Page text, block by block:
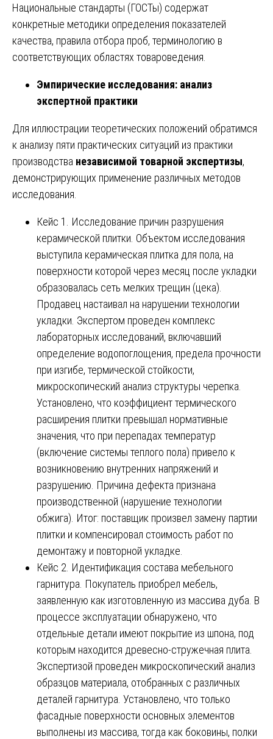
Национальные стандарты (ГОСТы) содержат
конкретные методики определения показателей
качества, правила отбора проб, терминологию в
соответствующих областях товароведения.
Эмпирические исследования: анализ
экспертной практики
Для иллюстрации теоретических положений обратимся
к анализу пяти практических ситуаций из практики
производства независимой товарной экспертизы,
демонстрирующих применение различных методов
исследования.
Кейс 1. Исследование причин разрушения
керамической плитки. Объектом исследования
выступила керамическая плитка для пола, на
поверхности которой через месяц после укладки
образовалась сеть мелких трещин (цека).
Продавец настаивал на нарушении технологии
укладки. Экспертом проведен комплекс
лабораторных исследований, включавший
определение водопоглощения, предела прочности
при изгибе, термической стойкости,
микроскопический анализ структуры черепка.
Установлено, что коэффициент термического
расширения плитки превышал нормативные
значения, что при перепадах температур
(включение системы теплого пола) привело к
возникновению внутренних напряжений и
разрушению. Причина дефекта признана
производственной (нарушение технологии
обжига). Итог: поставщик произвел замену партии
плитки и компенсировал стоимость работ по
демонтажу и повторной укладке.
Кейс 2. Идентификация состава мебельного
гарнитура. Покупатель приобрел мебель,
заявленную как изготовленную из массива дуба. В
процессе эксплуатации обнаружено, что
отдельные детали имеют покрытие из шпона, под
которым находится древесно-стружечная плита.
Экспертизой проведен микроскопический анализ
образцов материала, отобранных с различных
деталей гарнитура. Установлено, что только
фасадные поверхности основных элементов
выполнены из массива, тогда как боковины, полки